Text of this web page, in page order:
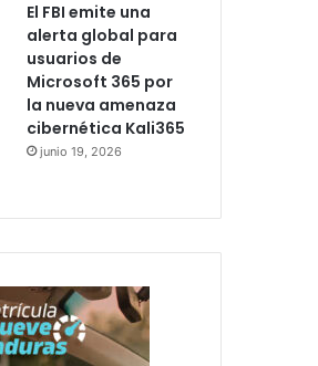
El FBI emite una
alerta global para
usuarios de
Microsoft 365 por
la nueva amenaza
cibernética Kali365
junio 19, 2026